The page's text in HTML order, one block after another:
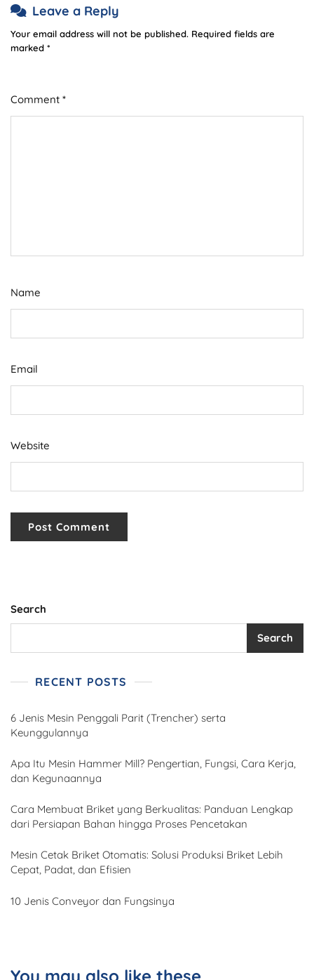
Leave a Reply
Your email address will not be published. Required fields are
marked *
Comment *
Name
Email
Website
Search
Search
RECENT POSTS
6 Jenis Mesin Penggali Parit (Trencher) serta
Keunggulannya
Apa Itu Mesin Hammer Mill? Pengertian, Fungsi, Cara Kerja,
dan Kegunaannya
Cara Membuat Briket yang Berkualitas: Panduan Lengkap
dari Persiapan Bahan hingga Proses Pencetakan
Mesin Cetak Briket Otomatis: Solusi Produksi Briket Lebih
Cepat, Padat, dan Efisien
10 Jenis Conveyor dan Fungsinya
You may also like these